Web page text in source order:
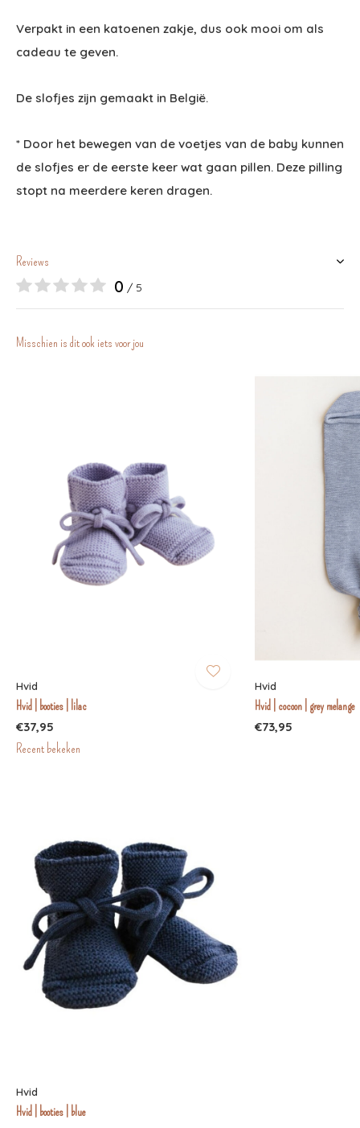
Verpakt in een katoenen zakje, dus ook mooi om als
cadeau te geven.
De slofjes zijn gemaakt in België.
* Door het bewegen van de voetjes van de baby kunnen
de slofjes er de eerste keer wat gaan pillen. Deze pilling
stopt na meerdere keren dragen.
Reviews
0 / 5
Misschien is dit ook iets voor jou
Hvid
Hvid | booties | lilac
€37,95
Hvid
Hvid | cocoon | grey melange
€73,95
Recent bekeken
Hvid
Hvid | booties | blue